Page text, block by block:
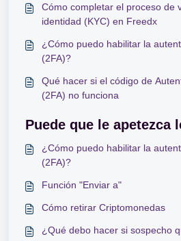
Cómo completar el proceso de
identidad (KYC) en Freedx
¿Cómo puedo habilitar la
(2FA)?
Qué hacer si el código de
(2FA) no funciona
Puede que le apetezca
¿Cómo puedo habilitar la
(2FA)?
Función "Enviar a"
Cómo retirar Criptomonedas
¿Qué debo hacer si sospecho